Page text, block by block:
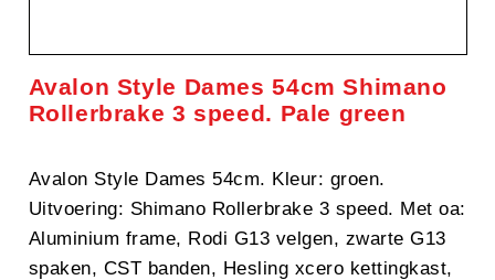
Avalon Style Dames 54cm Shimano
Rollerbrake 3 speed. Pale green
Avalon Style Dames 54cm. Kleur: groen.
Uitvoering: Shimano Rollerbrake 3 speed. Met oa:
Aluminium frame, Rodi G13 velgen, zwarte G13
spaken, CST banden, Hesling xcero kettingkast,